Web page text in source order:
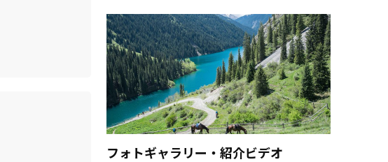
フォトギャラリー・紹介ビデオ